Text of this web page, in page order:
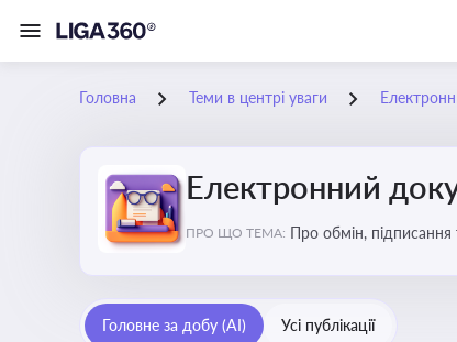
Головна Теми в центрі уваги
Електронний
ПРО ЩО ТЕМА: Про обмін,
Головне за добу (AI) Усі публікації